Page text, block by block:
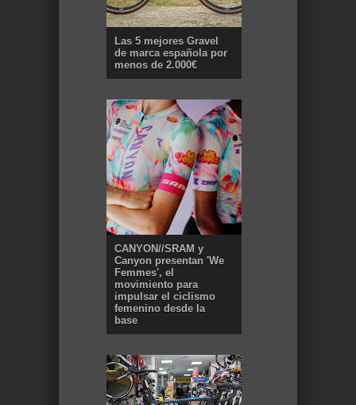
Las 5 mejores Gravel
de marca española por
menos de 2.000€
CANYON//SRAM y
Canyon presentan 'We
Femmes', el
movimiento para
impulsar el ciclismo
femenino desde la
base